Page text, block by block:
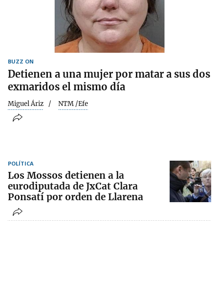
BUZZ ON
Detienen a una mujer por matar a sus dos
exmaridos el mismo día
Miguel Áriz NTM /Efe
POLÍTICA
Los Mossos detienen a la
eurodiputada de JxCat Clara
Ponsatí por orden de Llarena